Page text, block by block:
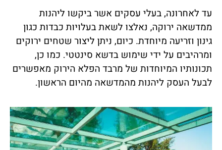
עד לאחרונה, בעלי עסקים אשר ביקשו ליהנות
ממדשאה ירוקה, נאלצו לשאת בעלויות כבדות כגון
גינון וזריעה מיוחדת. כיום, ניתן ליצור שטחים ירוקים
ומרהיבים על ידי שימוש בדשא סינטטי. כמו כן,
תכונותיו המיוחדות של מרבד הפלא הירוק מאפשרים
לבעל העסק ליהנות מהמדשאה מהיום הראשון.